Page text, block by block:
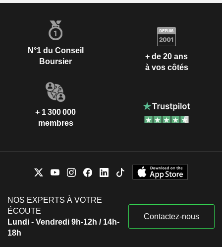
N°1 du Conseil
Boursier
+ de 20 ans
à vos côtés
+ 1 300 000
membres
NOS EXPERTS À VOTRE
ÉCOUTE
Lundi - Vendredi 9h-12h / 14h-
18h
Contactez-nous